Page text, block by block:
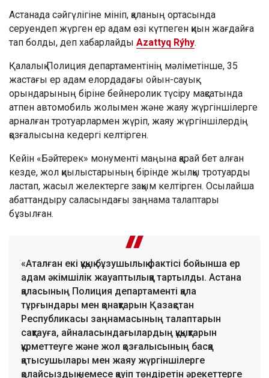
Астанада сәйгүлігіне мініп, қаланың ортасында
серуендеп жүрген ер адам өзі күтпеген қиын жағдайға
тап болды, деп хабарлайды Azattyq Rýhy.
Қалалық Полиция департаментінің мәліметінше, 35
жастағы ер адам елордадағы ойын-сауық
орындарының біріне бейнеролик түсіру мақсатында
атпен автомобиль жолымен және жаяу жүргіншілерге
арналған тротуарлармен жүріп, жаяу жүргіншілердің
қозғалысына кедергі келтірген.
Кейін «Бәйтерек» монументі маңына қарай бет алған
кезде, жол қиылыстарының бірінде жылқы тротуарды
ластап, жасыл желектерге зақым келтірген. Осылайша
абаттандыру саласындағы заңнама талаптары
бұзылған.
«Аталған екі құқық бұзушылық фактісі бойынша ер
адам әкімшілік жауаптылыққа тартылды. Астана
қаласының Полиция департаменті қала
тұрғындары мен қонақтарын Қазақстан
Республикасы заңнамасының талаптарын
сақтауға, айналасындағылардың құқықтарын
құрметтеуге және жол қозғалысының басқа
қатысушылары мен жаяу жүргіншілерге
қолайсыздық немесе қауіп төндіретін әрекеттерге